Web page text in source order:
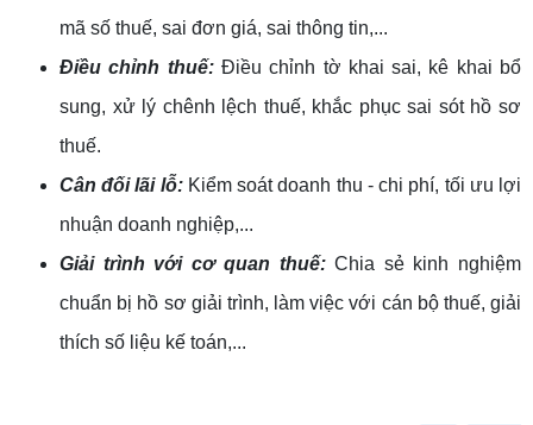
mã số thuế, sai đơn giá, sai thông tin,...
Điều chỉnh thuế: Điều chỉnh tờ khai sai, kê khai bổ
sung, xử lý chênh lệch thuế, khắc phục sai sót hồ sơ
thuế.
Cân đối lãi lỗ: Kiểm soát doanh thu - chi phí, tối ưu lợi
nhuận doanh nghiệp,...
Giải trình với cơ quan thuế:Chia sẻ kinh nghiệm
chuẩn bị hồ sơ giải trình, làm việc với cán bộ thuế, giải
thích số liệu kế toán,...